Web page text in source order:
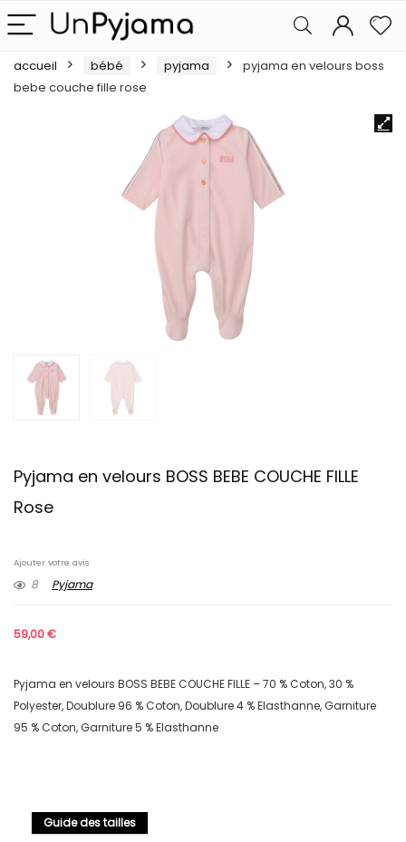
accueil bébé pyjama
pyjama en velours boss
bebe couche fille rose
Pyjama en velours BOSS BEBE COUCHE FILLE
Rose
Ajouter votre avis
8 Pyjama
59,00€
Pyjama en velours BOSS BEBE COUCHE FILLE – 70 % Coton, 30 %
Polyester, Doublure 96 % Coton, Doublure 4 % Elasthanne, Garniture
95 % Coton, Garniture 5 % Elasthanne
Guide des tailles